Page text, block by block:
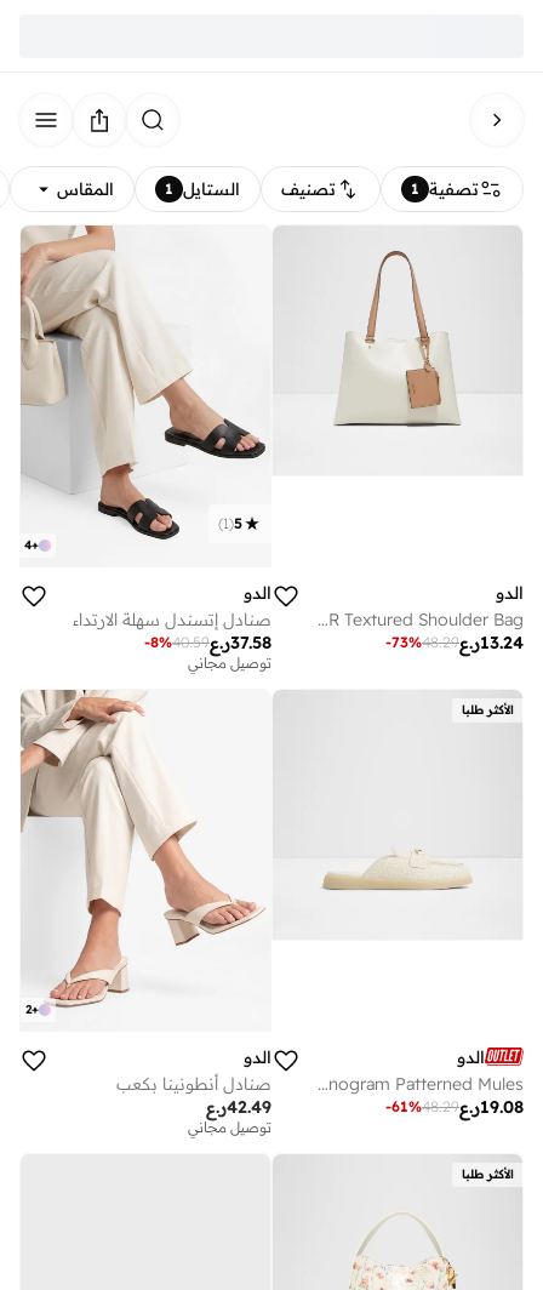
تصفية 1 تصنيف الستايل 1 المقاس
الدو
KORER Textured Shoulder Bag
ر.ع13.24
48.29
-73%
+
4
5
(
1
)
الدو
صنادل إتسندل سهلة الارتداء
ر.ع37.58
40.59
-8%
توصيل مجاني
الأكثر طلبا
الدو
MYRIANA Monogram Patterned Mules
ر.ع19.08
48.29
-61%
+
2
الدو
صنادل أنطونينا بكعب
ر.ع42.49
توصيل مجاني
الأكثر طلبا